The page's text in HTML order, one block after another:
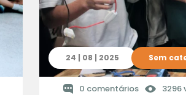
24 | 08 | 2025 Sem
0 comentários 3296